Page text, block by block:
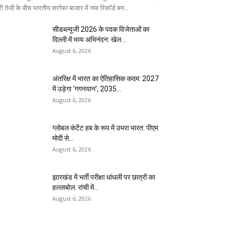
तेजी के बीच भारतीय सर्राफा बाजार में नया रिकॉर्ड बन...
सीडब्ल्यूजी 2026 के पदक विजेताओं का
दिल्ली में भव्य अभिनंदन: खेल...
August 6, 2026
अंतरिक्ष में भारत का ऐतिहासिक कदम: 2027
में उड़ेगा ‘गगनयान’, 2035...
August 6, 2026
ग्लोबल कंटेंट हब के रूप में उभरा भारत: पीएम
मोदी से...
August 6, 2026
झारखंड में भर्ती परीक्षा धांधली पर छात्रों का
हल्लाबोल: रांची में...
August 6, 2026